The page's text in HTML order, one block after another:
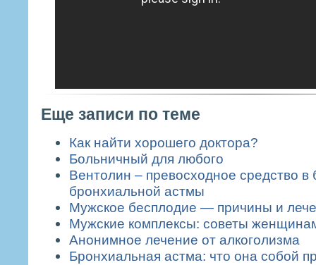
Еще записи по теме
Как найти хорошего доктора?
Больничный для любого
Вентолин – превосходное средство в
бронхиальной астмы
Мужское бесплодие — причины и
Мужские комплексы: советы
Анонимное лечение от алкоголизма
Бронхиальная астма: что она собой